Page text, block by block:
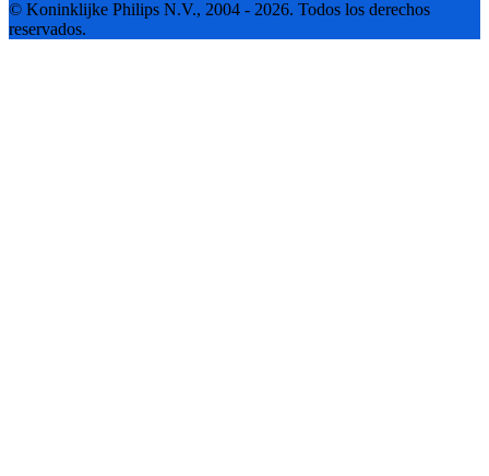
© Koninklijke Philips N.V., 2004 - 2026. Todos los derechos
reservados.